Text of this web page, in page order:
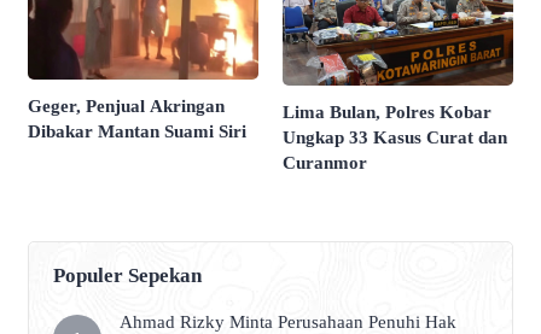
Geger, Penjual Akringan
Dibakar Mantan Suami Siri
Lima Bulan, Polres Kobar
Ungkap 33 Kasus Curat dan
Curanmor
Populer Sepekan
Ahmad Rizky Minta Perusahaan Penuhi Hak